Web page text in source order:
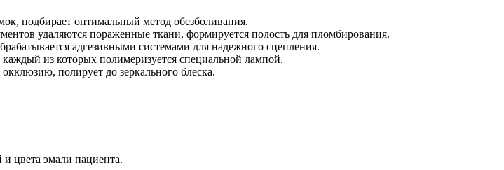
подбирает оптимальный метод обезболивания.
удаляются пораженные ткани, формируется полость для пломбирования.
адгезивными системами для надежного сцепления.
из которых полимеризуется специальной лампой.
полирует до зеркального блеска.
цвета эмали пациента.